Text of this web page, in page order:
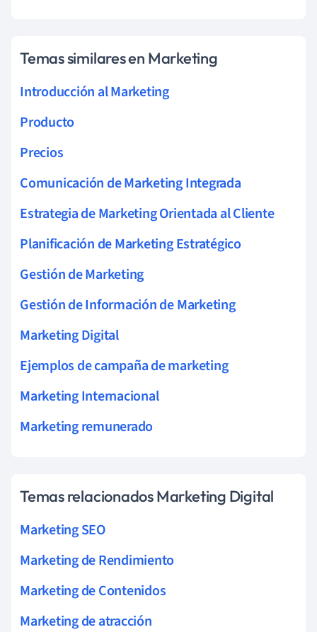
Temas similares en Marketing
Introducción al Marketing
Producto
Precios
Comunicación de Marketing Integrada
Estrategia de Marketing Orientada al Cliente
Planificación de Marketing Estratégico
Gestión de Marketing
Gestión de Información de Marketing
Marketing Digital
Ejemplos de campaña de marketing
Marketing Internacional
Marketing remunerado
Temas relacionados Marketing Digital
Marketing SEO
Marketing de Rendimiento
Marketing de Contenidos
Marketing de atracción